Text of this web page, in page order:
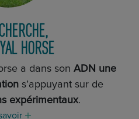
HORSE
a dans son ADN une
s’appuyant sur de
expérimentaux.